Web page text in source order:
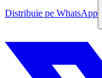
Distribuie pe WhatsApp